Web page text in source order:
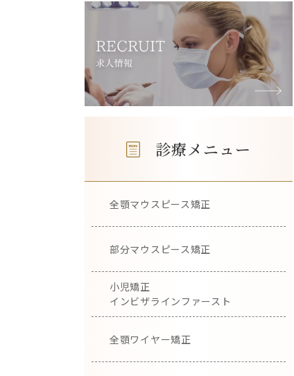
診療メニュー
全顎マウスピース矯正
部分マウスピース矯正
小児矯正
インビザラインファースト
全顎ワイヤー矯正